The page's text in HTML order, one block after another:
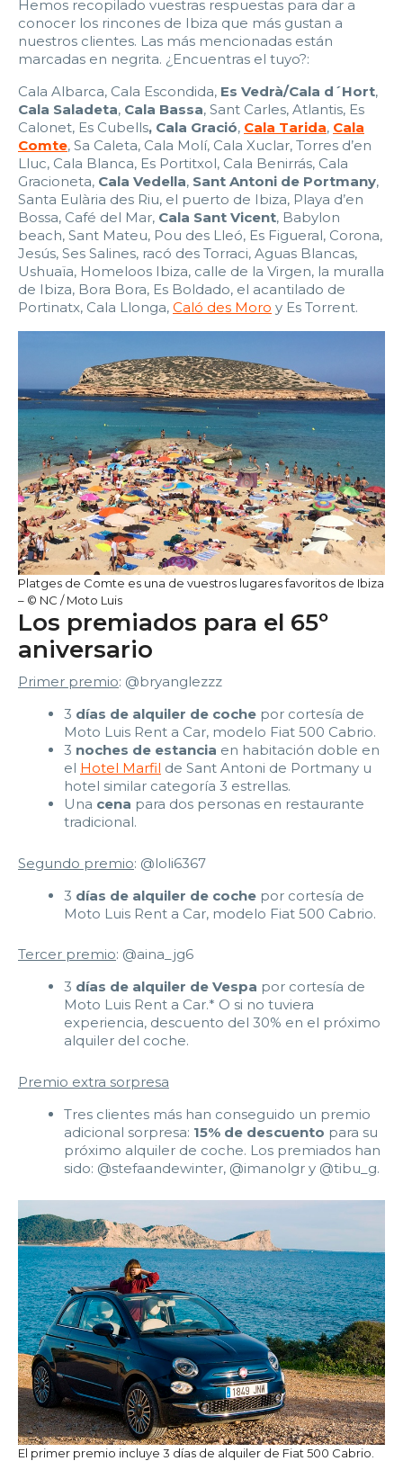
Hemos recopilado vuestras respuestas para dar a
conocer los rincones de Ibiza que más gustan a
nuestros clientes. Las más mencionadas están
marcadas en negrita. ¿Encuentras el tuyo?:
Cala Albarca, Cala Escondida, Es Vedrà/Cala d´Hort,
Cala Saladeta, Cala Bassa, Sant Carles, Atlantis, Es
Calonet, Es Cubells, Cala Gració, Cala Tarida, Cala
Comte, Sa Caleta, Cala Molí, Cala Xuclar, Torres d’en
Lluc, Cala Blanca, Es Portitxol, Cala Benirrás, Cala
Gracioneta, Cala Vedella, Sant Antoni de Portmany,
Santa Eulària des Riu, el puerto de Ibiza, Playa d’en
Bossa, Café del Mar, Cala Sant Vicent, Babylon
beach, Sant Mateu, Pou des Lleó, Es Figueral, Corona,
Jesús, Ses Salines, racó des Torraci, Aguas Blancas,
Ushuaïa, Homeloos Ibiza, calle de la Virgen, la muralla
de Ibiza, Bora Bora, Es Boldado, el acantilado de
Portinatx, Cala Llonga, Caló des Moro y Es Torrent.
Platges de Comte es una de vuestros lugares favoritos de Ibiza
– © NC / Moto Luis
Los premiados para el 65º
aniversario
Primer premio: @bryanglezzz
3 días de alquiler de coche por cortesía de
Moto Luis Rent a Car, modelo Fiat 500 Cabrio.
3 noches de estancia en habitación doble en
el Hotel Marfil de Sant Antoni de Portmany u
hotel similar categoría 3 estrellas.
Una cena para dos personas en restaurante
tradicional.
Segundo premio: @loli6367
3 días de alquiler de coche por cortesía de
Moto Luis Rent a Car, modelo Fiat 500 Cabrio.
Tercer premio: @aina_jg6
3 días de alquiler de Vespa por cortesía de
Moto Luis Rent a Car.* O si no tuviera
experiencia, descuento del 30% en el próximo
alquiler del coche.
Premio extra sorpresa
Tres clientes más han conseguido un premio
adicional sorpresa: 15% de descuento para su
próximo alquiler de coche. Los premiados han
sido: @stefaandewinter, @imanolgr y @tibu_g.
El primer premio incluye 3 días de alquiler de Fiat 500 Cabrio.